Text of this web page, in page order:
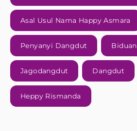
Asal Usul Nama Happy Asmara
Penyanyi Dangdut Biduan
Jagodangdut Dangdut
Heppy Rismanda